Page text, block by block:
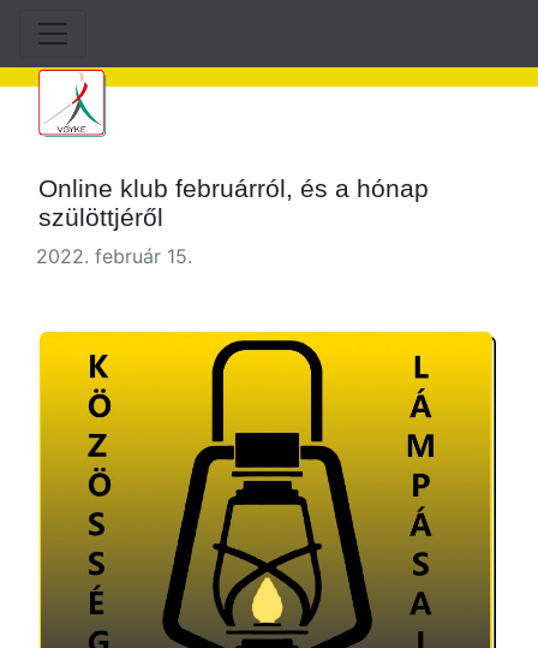
Online klub februárról, és a hónap
szülöttjéről
2022. február 15.